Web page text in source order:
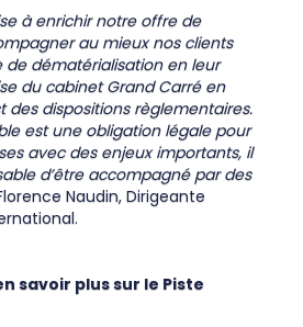
à enrichir notre offre de
au mieux nos clients
de dématérialisation en leur
du cabinet Grand Carré en
des dispositions règlementaires.
est une obligation légale pour
avec des enjeux importants, il
d’être accompagné par des
Naudin, Dirigeante
savoir plus sur le Piste